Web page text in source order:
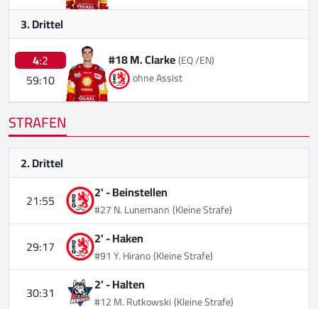
3. Drittel
4:2
59:10
#18 M. Clarke(EQ /EN)
ohne Assist
STRAFEN
2. Drittel
21:55
2' -Beinstellen
#27 N. Lunemann(Kleine Strafe)
29:17 2' -Haken
#91 Y. Hirano(Kleine Strafe)
30:31 2' -Halten
#12 M. Rutkowski(Kleine Strafe)